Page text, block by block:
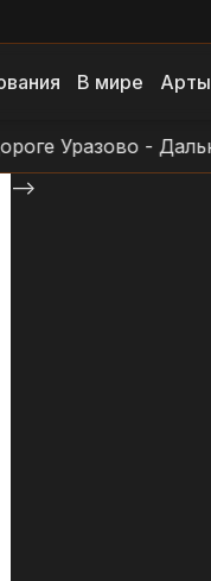
В мире Арты
- Дальний
-->